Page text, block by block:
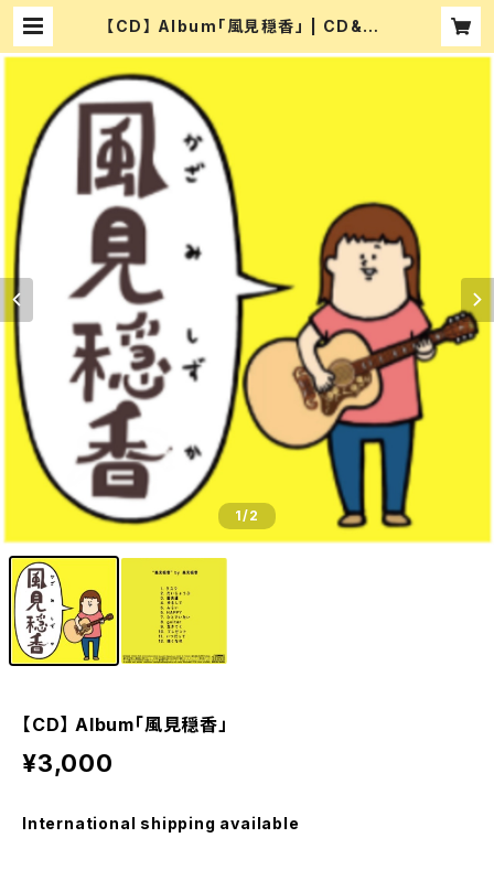
【CD】 Album「風見穏香」 | CD&DV
1/2
【CD】 Album「風見穏香」
¥3,000
International shipping available